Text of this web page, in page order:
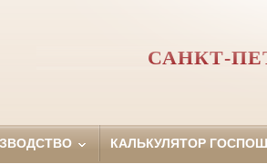
САНКТ-
КАЛЬКУЛЯТОР